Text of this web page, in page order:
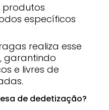
produtos
específicos
realiza esse
garantindo
e livres de
de dedetização?